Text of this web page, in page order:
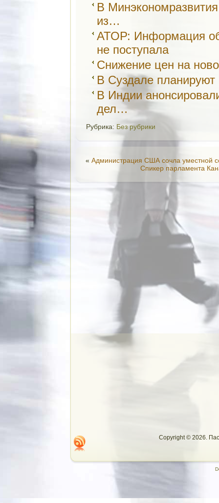
В
из…
АТОР: Информация
не поступала
Снижение цен на
В Суздале планируют
В Индии
дел…
Рубрика: Без рубрики
« Администрация США сочла уместной
Спикер парламента
Copyright © 2026.